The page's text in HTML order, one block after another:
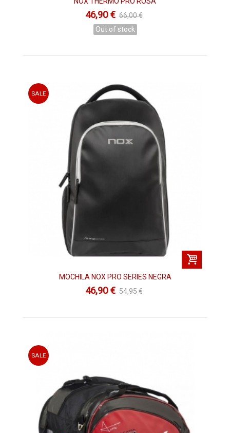
46,90 € 66,00 €
Out of stock
SALE
MOCHILA NOX PRO SERIES NEGRA
46,90 € 54,95 €
SALE